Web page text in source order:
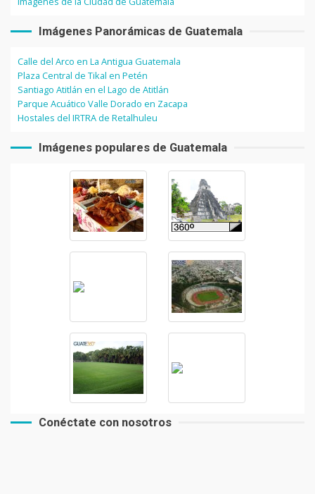
Imágenes Panorámicas de Guatemala
Calle del Arco en La Antigua Guatemala
Plaza Central de Tikal en Petén
Santiago Atitlán en el Lago de Atitlán
Parque Acuático Valle Dorado en Zacapa
Hostales del IRTRA de Retalhuleu
Imágenes populares de Guatemala
Conéctate con nosotros